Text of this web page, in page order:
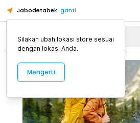
Jabodetabek ganti
Alat Kopi
Silakan ubah lokasi store sesuai
dengan lokasi Anda.
Mengerti